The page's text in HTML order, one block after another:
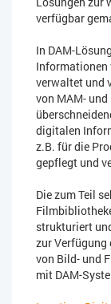
verfügbar
In DAM-
Informationen
verwaltet und
von MAM-
digitalen
z.B. für die
gepflegt und
Die zum Teil
strukturiert
zur Verfügung
von Bild- und
mit DAM-